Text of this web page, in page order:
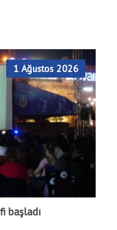
1 Ağustos 2026
başladı